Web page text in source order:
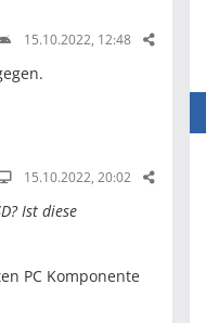
15.10.2022, 12:48
15.10.2022, 20:02
Ist diese
PC Komponente